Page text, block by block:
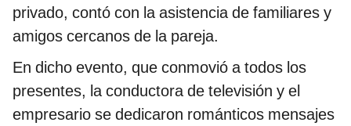
privado, contó con la asistencia de familiares y
amigos cercanos de la pareja.
En dicho evento, que conmovió a todos los
presentes, la conductora de televisión y el
empresario se dedicaron románticos mensajes